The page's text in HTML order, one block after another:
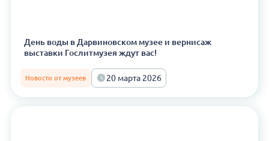
День воды в Дарвиновском музее и вернисаж
выставки Гослитмузея ждут вас!
Новости от музеев 20 марта 2026